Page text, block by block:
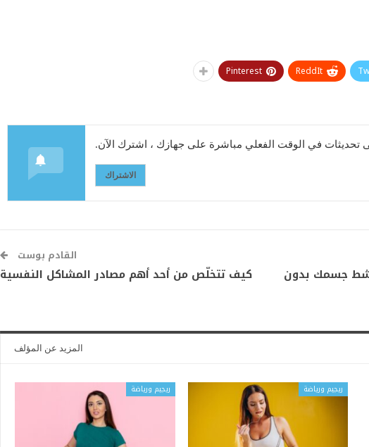
ReddIt
Pinterest
تحديثات في الوقت الفعلي مباشرة على جهازك ، اشترك الآن.
الاشتراك
جسمك بدون
القادم بوست
كيف تتخلّص من أحد أهم مصادر المشاكل النفسية
المزيد عن المؤلف
ريجيم ورياضة ريجيم ورياضة